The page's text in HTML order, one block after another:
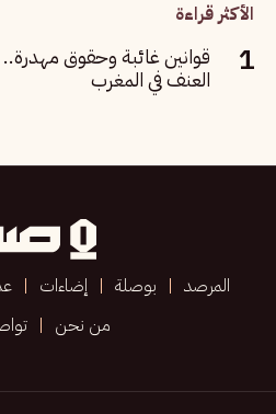
الأكثر قراءة
قوانين غائبة وحقوق
العنف في المغرب
المرصد بوصلة إضاءات
من نحن